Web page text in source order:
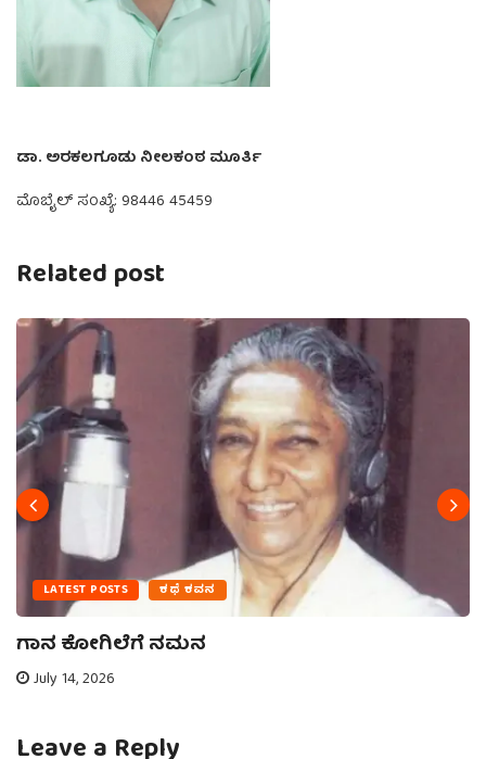
ಡಾ. ಅರಕಲಗೂಡು ನೀಲಕಂಠ ಮೂರ್ತಿ
ಮೊಬೈಲ್ ಸಂಖ್ಯೆ: 98446 45459
Related post
LATEST POSTS ಕಥೆ ಕವನ
ಗಾನ ಕೋಗಿಲೆಗೆ ನಮನ
July 14, 2026